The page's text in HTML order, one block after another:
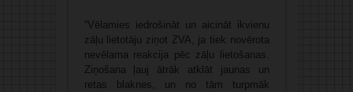
“Vēlamies iedrošināt un aicināt ikvienu
zāļu lietotāju ziņot ZVA, ja tiek novērota
nevēlama reakcija pēc zāļu lietošanas.
Ziņošana ļauj ātrāk atklāt jaunas un
retas blaknes, un no tām turpmāk